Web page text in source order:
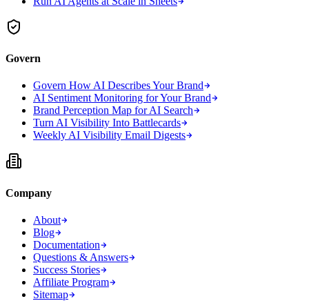
Govern
Govern How AI Describes Your Brand
AI Sentiment Monitoring for Your Brand
Brand Perception Map for AI Search
Turn AI Visibility Into Battlecards
Weekly AI Visibility Email Digests
Company
About
Blog
Documentation
Questions & Answers
Success Stories
Affiliate Program
Sitemap